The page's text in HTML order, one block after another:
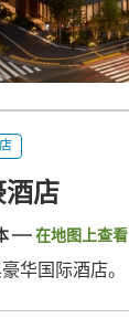
酒店
在地图上查看
华国际酒店。